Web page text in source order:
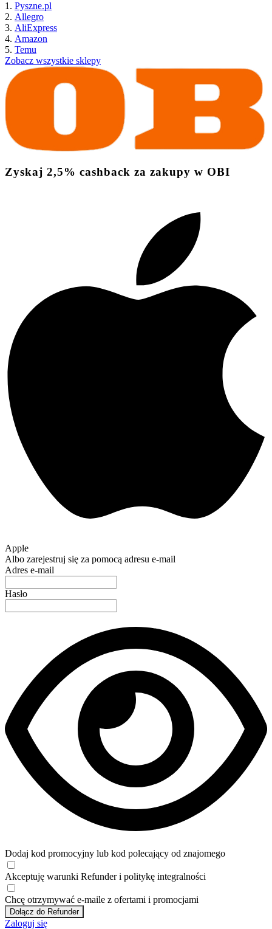
Pyszne.pl
Allegro
AliExpress
Amazon
Temu
Zobacz wszystkie sklepy
Zyskaj 2,5% cashback za zakupy w OBI
Apple
Albo zarejestruj się za pomocą adresu e-mail
Adres e-mail
Hasło
Dodaj kod promocyjny lub kod polecający od znajomego
Akceptuję warunki Refunder i politykę integralności
Chcę otrzymywać e-maile z ofertami i promocjami
Dołącz do Refunder
Zaloguj się